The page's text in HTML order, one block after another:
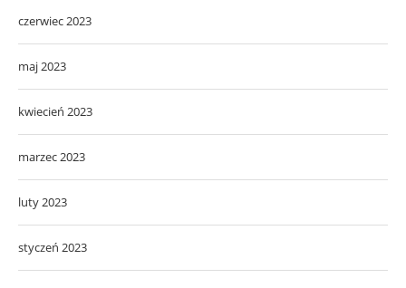
czerwiec 2023
maj 2023
kwiecień 2023
marzec 2023
luty 2023
styczeń 2023